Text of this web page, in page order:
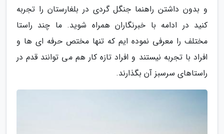
و بدون داشتن راهنما جنگل گردی در بلغارستان را تجربه
کنید در ادامه با خبرنگاران همراه شوید. ما چند راستا
مختلف را معرفی نموده ایم که تنها مختص حرفه ای ها و
افراد با تجربه نیستند و افراد تازه کار هم می توانند قدم در
راستاهای سرسبز آن بگذارند.